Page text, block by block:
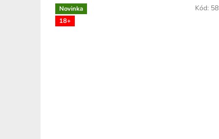
Novinka
18+
Kód: